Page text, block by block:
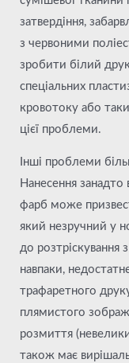
затвердіння,
з червоними
зробити білий
спеціальних
кровотоку або
цієї проблеми.
Інші проблеми
Нанесення занадто
фарб може
який незручний у
до розтріскування
навпаки,
трафаретного
плямистого
розмиття
також має